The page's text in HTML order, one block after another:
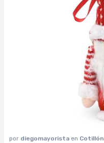
por diegomayorista en Cotillón